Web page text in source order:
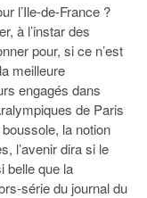
l’Ile-de-France ?
à l’instar des
pour, si ce n’est
meilleure
engagés dans
de Paris
la notion
l’avenir dira si le
belle que la
série du journal du